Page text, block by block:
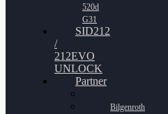
520d
G31
SID212
/
212EVO
UNLOCK
Partner
Bilgenroth